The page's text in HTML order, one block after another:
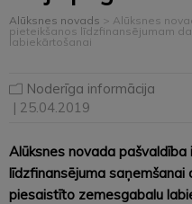
Alūksnes novads > Alūksnes
pieteikšanos līdzfinansējumam
labiekārtošanai
Noderīga informācija
| 25.04.2019
Alūksnes novada
līdzfinansējuma saņemšanai
piesaistīto zemesgabalu